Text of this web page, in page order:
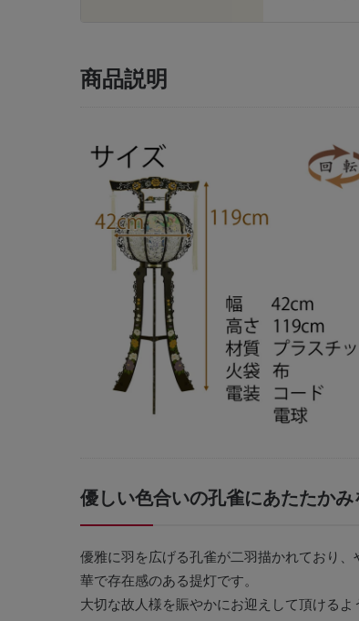
商品説明
優しい色合いの孔雀にあたたかみ
優雅に羽を広げる孔雀が二羽描かれており
華で存在感のある提灯です。
大切な故人様を賑やかにお迎えして頂ける